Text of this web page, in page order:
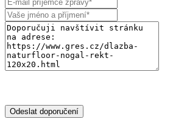
Odeslat doporučení